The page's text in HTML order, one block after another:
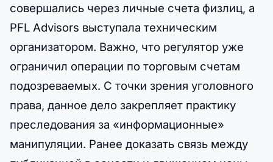
совершались через личные счета физлиц, а
PFL Advisors выступала техническим
организатором. Важно, что регулятор уже
ограничил операции по торговым счетам
подозреваемых. С точки зрения уголовного
права, данное дело закрепляет практику
преследования за «информационные»
манипуляции. Ранее доказать связь между